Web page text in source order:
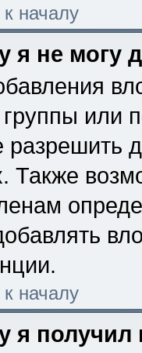
началу
я не могу
или
разрешить
Также
началу
я